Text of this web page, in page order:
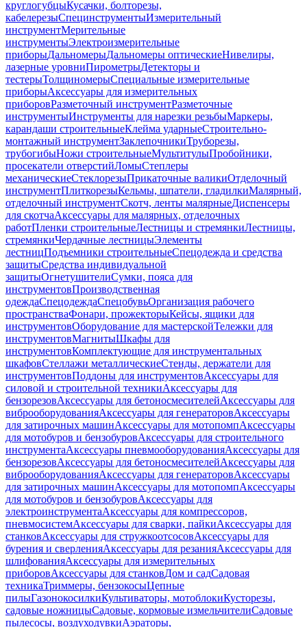
круглогубцыКусачки, болторезы,
кабелерезыСпецинструментыИзмерительный
инструментМерительные
инструментыЭлектроизмерительные
приборыДальномерыДальномеры оптическиеНивелиры,
лазерные уровниПирометрыДетекторы и
тестерыТолщиномерыСпециальные измерительные
приборыАксессуары для измерительных
приборовРазметочный инструментРазметочные
инструментыИнструменты для нарезки резьбыМаркеры,
карандаши строительныеКлейма ударныеСтроительно-
монтажный инструментЗаклепочникиТруборезы,
трубогибыНожи строительныеМультитулыПробойники,
просекатели отверстийЛомыСтеплеры
механическиеСтеклорезыПрикаточные валикиОтделочный
инструментПлиткорезыКельмы, шпатели, гладилкиМалярный,
отделочный инструментСкотч, ленты малярныеДиспенсеры
для скотчаАксессуары для малярных, отделочных
работПленки строительныеЛестницы и стремянкиЛестницы,
стремянкиЧердачные лестницыЭлементы
лестницПодъемники строительныеСпецодежда и средства
защитыСредства индивидуальной
защитыОгнетушителиСумки, пояса для
инструментовПроизводственная
одеждаСпецодеждаСпецобувьОрганизация рабочего
пространстваФонари, прожекторыКейсы, ящики для
инструментовОборудование для мастерскойТележки для
инструментовМагнитыШкафы для
инструментовКомплектующие для инструментальных
шкафовСтеллажи металлическиеСтенды, держатели для
инструментовПоддоны для инструментовАксессуары для
силовой и строительной техникиАксессуары для
бензорезовАксессуары для бетоносмесителейАксессуары для
виброоборудованияАксессуары для генераторовАксессуары
для затирочных машинАксессуары для мотопомпАксессуары
для мотобуров и бензобуровАксессуары для строительного
инструментаАксессуары пневмооборудованияАксессуары для
бензорезовАксессуары для бетоносмесителейАксессуары для
виброоборудованияАксессуары для генераторовАксессуары
для затирочных машинАксессуары для мотопомпАксессуары
для мотобуров и бензобуровАксессуары для
электроинструментаАксессуары для компрессоров,
пневмосистемАксессуары для сварки, пайкиАксессуары для
станковАксессуары для стружкоотсосовАксессуары для
бурения и сверленияАксессуары для резанияАксессуары для
шлифованияАксессуары для измерительных
приборовАксессуары для станковДом и садСадовая
техникаТриммеры, бензокосыЦепные
пилыГазонокосилкиКультиваторы, мотоблокиКусторезы,
садовые ножницыСадовые, кормовые измельчителиСадовые
пылесосы, воздуходувкиАэраторы,